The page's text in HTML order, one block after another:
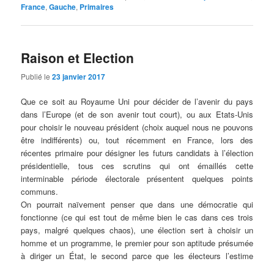
France,Gauche, Primaires
Raison et Election
Publié le23 janvier 2017
Que ce soit au Royaume Uni pour décider de l’avenir du pays
dans l’Europe (et de son avenir tout court), ou aux Etats-Unis
pour choisir le nouveau président (choix auquel nous ne pouvons
être indifférents) ou, tout récemment en France, lors des
récentes primaire pour désigner les futurs candidats à l’élection
présidentielle, tous ces scrutins qui ont émaillés cette
interminable période électorale présentent quelques points
communs.
On pourrait naïvement penser que dans une démocratie qui
fonctionne (ce qui est tout de même bien le cas dans ces trois
pays, malgré quelques chaos), une élection sert à choisir un
homme et un programme, le premier pour son aptitude présumée
à diriger un État, le second parce que les électeurs l’estime